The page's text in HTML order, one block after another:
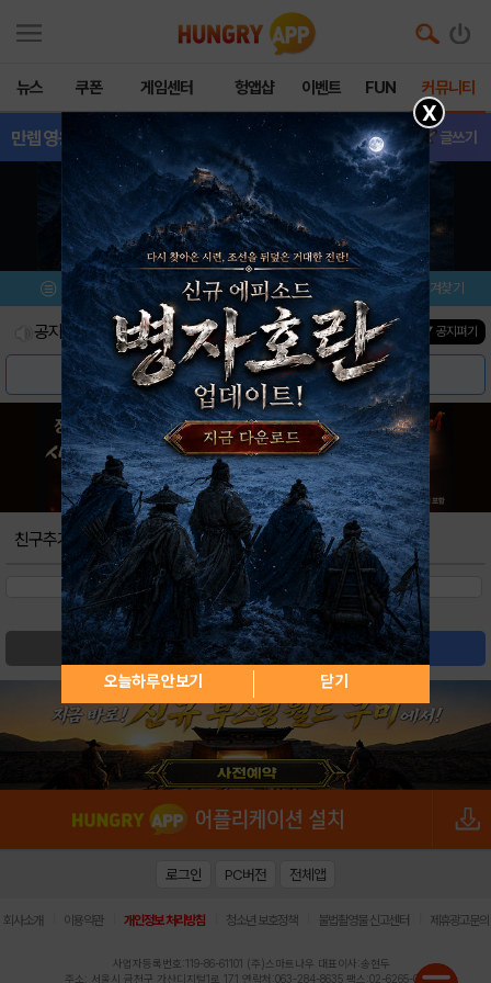
뉴스 쿠폰 게임센터 헝앱샵 이벤트 FUN 커뮤니티
만렙영웅키우기-전사 - 친구추가 글쓰기
메뉴 이벤트/미션 설치/평가 즐겨찾기
공지사항 진행중인 이벤트0건 ▼ 공지펴기
친구추가
검색 글쓰기
X
오늘하루 안보기 닫기
로그인 PC버전 전체앱
회사소개 이용약관 개인정보 처리방침 청소년 보호정책 불법촬영물 신고센터 제휴광고문의
사업자등록번호:119-86-61101 (주)스마트나우 대표이사:송현두
주소: 서울시 금천구 가산디지털1로 171 연락처:063-284-8635 팩스:02-6265-0377